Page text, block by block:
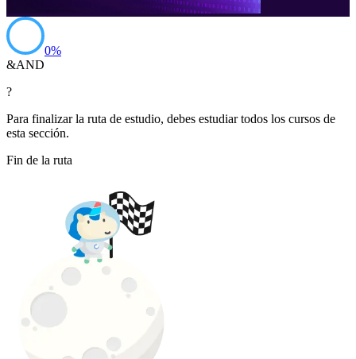
0%
&AND
?
Para finalizar la ruta de estudio, debes estudiar todos los cursos de
esta sección.
Fin de la ruta